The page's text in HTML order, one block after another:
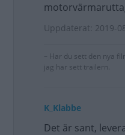
Uppdaterat: 2019-
– Har du sett den nya
jag har sett trailern.
K_Klabbe
Det är sant,